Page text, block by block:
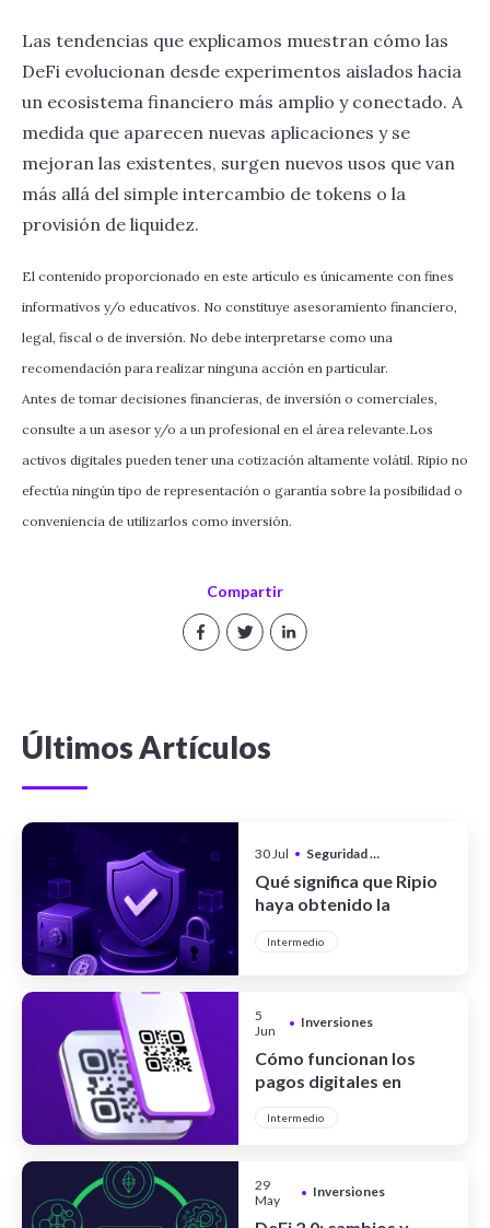
Compartir
Las tendencias que explicamos muestran cómo las
DeFi evolucionan desde experimentos aislados hacia
un ecosistema financiero más amplio y conectado. A
medida que aparecen nuevas aplicaciones y se
mejoran las existentes, surgen nuevos usos que van
más allá del simple intercambio de tokens o la
provisión de liquidez.
El contenido proporcionado en este artículo es únicamente con fines
informativos y/o educativos. No constituye asesoramiento financiero,
legal, fiscal o de inversión. No debe interpretarse como una
recomendación para realizar ninguna acción en particular.
Antes de tomar decisiones financieras, de inversión o comerciales,
consulte a un asesor y/o a un profesional en el área relevante.Los
activos digitales pueden tener una cotización altamente volátil. Ripio no
efectúa ningún tipo de representación o garantía sobre la posibilidad o
conveniencia de utilizarlos como inversión.
Últimos Artículos
30 Jul • Seguridad y Privacidad
Qué significa que Ripio
haya obtenido la
III Full System
Intermedio
5
Jun
• Inversiones
Cómo funcionan los
pagos digitales en
Intermedio
29
May
• Inversiones